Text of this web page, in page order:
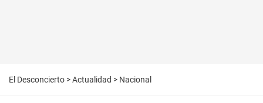
El Desconcierto >Actualidad > Nacional